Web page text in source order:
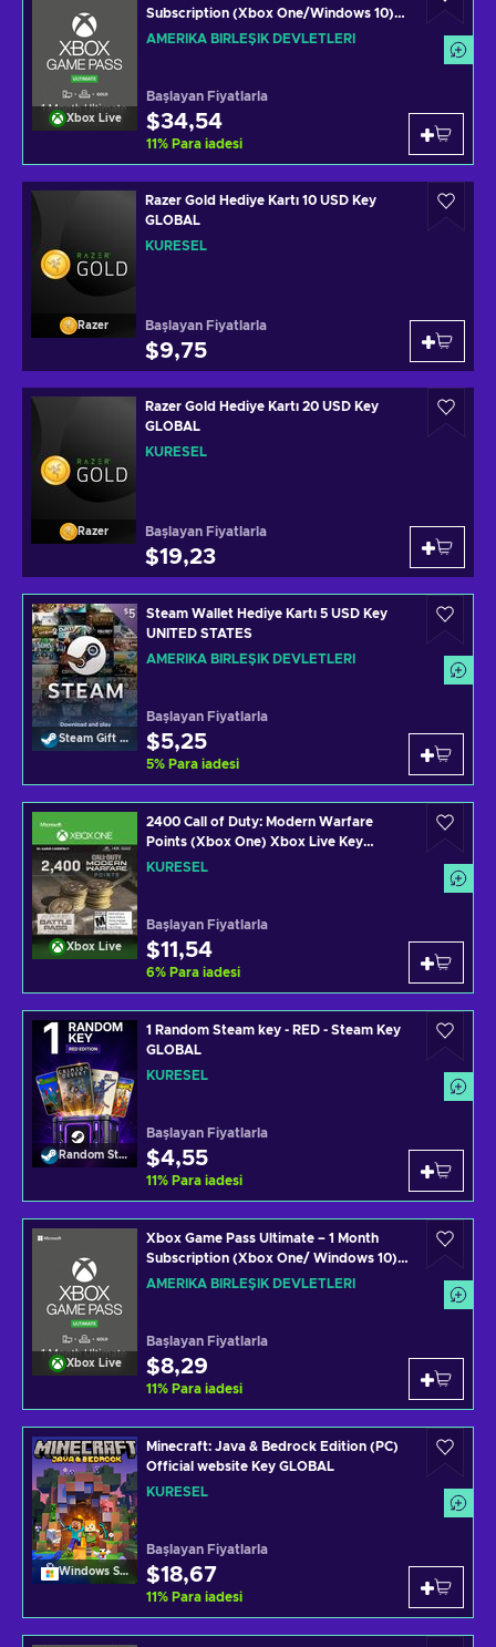
Xbox Live
Subscription (Xbox One/Windows 10)
Xbox Live Key UNITED STATES
AMERIKA BIRLEŞIK DEVLETLERI
Başlayan Fiyatlarla
$34,54
11% Para iadesi
Razer
Razer Gold Hediye Kartı 10 USD Key
GLOBAL
KÜRESEL
Başlayan Fiyatlarla
$9,75
Razer
Razer Gold Hediye Kartı 20 USD Key
GLOBAL
KÜRESEL
Başlayan Fiyatlarla
$19,23
Steam Gift Card
Steam Wallet Hediye Kartı 5 USD Key
UNITED STATES
AMERIKA BIRLEŞIK DEVLETLERI
Başlayan Fiyatlarla
$5,25
5% Para iadesi
Xbox Live
2400 Call of Duty: Modern Warfare
Points (Xbox One) Xbox Live Key
GLOBAL
KÜRESEL
Başlayan Fiyatlarla
$11,54
6% Para iadesi
Random Steam Key
1 Random Steam key - RED - Steam Key
GLOBAL
KÜRESEL
Başlayan Fiyatlarla
$4,55
11% Para iadesi
Xbox Live
Xbox Game Pass Ultimate – 1 Month
Subscription (Xbox One/ Windows 10)
non-stackable Xbox Live Key UNITED
AMERIKA BIRLEŞIK DEVLETLERI
Başlayan Fiyatlarla
$8,29
11% Para iadesi
Windows Store
Minecraft: Java & Bedrock Edition (PC)
Official website Key GLOBAL
KÜRESEL
Başlayan Fiyatlarla
$18,67
11% Para iadesi